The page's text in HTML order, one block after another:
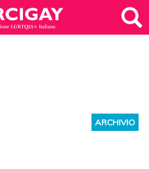
ARCHIVIO